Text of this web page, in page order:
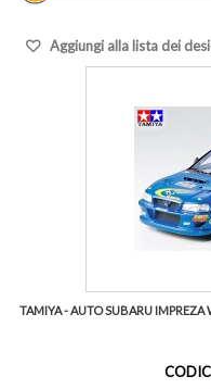
Aggiungi alla lista dei
TAMIYA - AUTO SUBARU IMPREZA